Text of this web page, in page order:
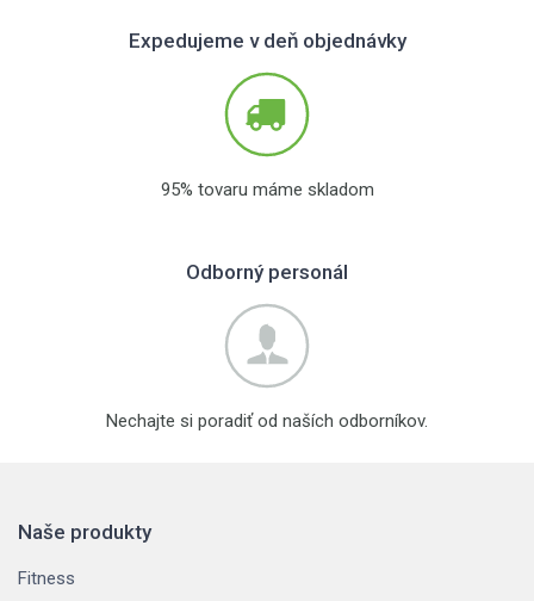
Expedujeme v deň objednávky
95% tovaru máme skladom
Odborný personál
Nechajte si poradiť od naších odborníkov.
Naše produkty
Fitness